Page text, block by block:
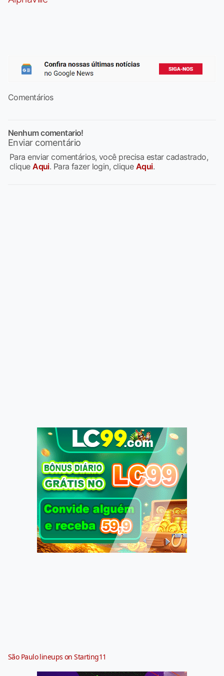
Comentários
Nenhum comentario!
Enviar comentário
Para enviar comentários, você precisa estar cadastrado,
cliqueAqui. Para fazer login, clique Aqui.
São Paulo lineups on Starting11